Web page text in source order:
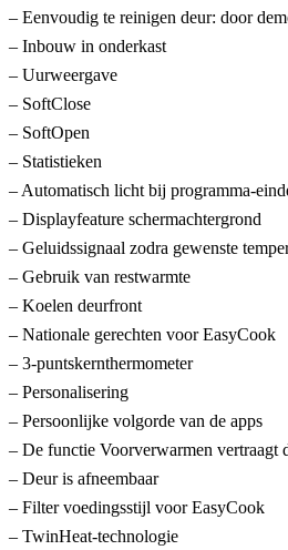
– Eenvoudig te reinigen deur: door
– Inbouw in onderkast
– Uurweergave
– SoftClose
– SoftOpen
– Statistieken
– Automatisch licht bij programma-
– Displayfeature schermachtergrond
– Geluidssignaal zodra gewenste
– Gebruik van restwarmte
– Koelen deurfront
– Nationale gerechten voor EasyCook
– 3-puntskernthermometer
– Personalisering
– Persoonlijke volgorde van de apps
– De functie Voorverwarmen vertraagt
– Deur is afneembaar
– Filter voedingsstijl voor EasyCook
– TwinHeat-technologie